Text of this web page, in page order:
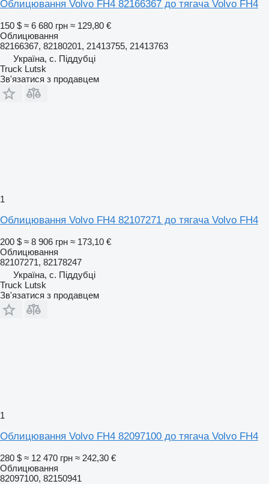
Облицювання Volvo FH4 82166367 до тягача Volvo FH4
150 $ ≈ 6 680 грн ≈ 129,80 €
Облицювання
82166367, 82180201, 21413755, 21413763
Україна, с. Піддубці
Truck Lutsk
Зв'язатися з продавцем
1
Облицювання Volvo FH4 82107271 до тягача Volvo FH4
200 $ ≈ 8 906 грн ≈ 173,10 €
Облицювання
82107271, 82178247
Україна, с. Піддубці
Truck Lutsk
Зв'язатися з продавцем
1
Облицювання Volvo FH4 82097100 до тягача Volvo FH4
280 $ ≈ 12 470 грн ≈ 242,30 €
Облицювання
82097100, 82150941